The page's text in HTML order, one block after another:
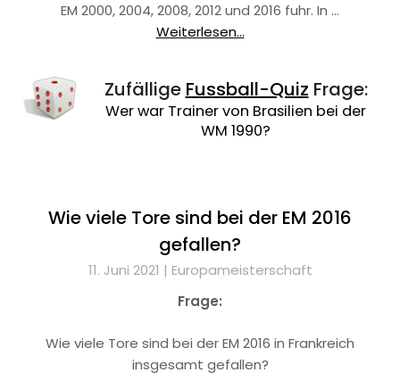
EM 2000, 2004, 2008, 2012 und 2016 fuhr. In …
Weiterlesen...
Zufällige Fussball-Quiz Frage:
Wer war Trainer von Brasilien bei der
WM 1990?
Wie viele Tore sind bei der EM 2016
gefallen?
11. Juni 2021 | Europameisterschaft
Frage:
Wie viele Tore sind bei der EM 2016 in Frankreich
insgesamt gefallen?